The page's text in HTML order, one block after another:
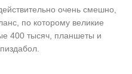
очень смешно,
по которому великие
400 тысяч, планшеты и